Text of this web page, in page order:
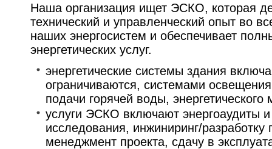
Наша организация ищет ЭСКО, которая
технический и управленческий опыт во
наших энергосистем и обеспечивает
энергетических услуг.
энергетические системы здания
ограничиваются, системами
подачи горячей воды,
услуги ЭСКО включают энергоаудиты и
исследования, инжиниринг/разработку
менеджмент проекта, сдачу в